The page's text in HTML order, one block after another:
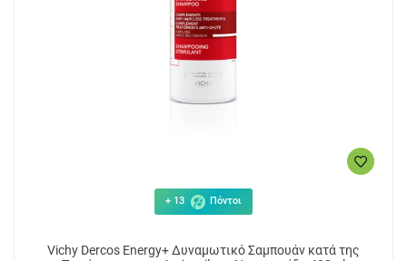
+ 13 Πόντοι
Vichy Dercos Energy+ Δυναμωτικό Σαμπουάν κατά της